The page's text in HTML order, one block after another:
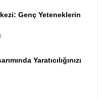
Genç Yeteneklerin
Yaratıcılığınızı